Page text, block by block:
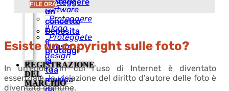
software
Proteggere
il logo
Proteggete
il vostro
design
REGISTRAZIONE
DEL
MARCHIO
un
concetto
Deposita
e
proteggi
la
tua
musica
FILE ORA
Esiste un copyright sulle foto?
In un’epoca in cui l’uso di Internet è diventato
essenziale, la violazione del diritto d’autore delle foto è
diventata comune.